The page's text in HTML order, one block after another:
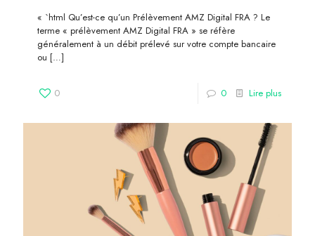
« `html Qu’est-ce qu’un Prélèvement AMZ Digital FRA ? Le
terme « prélèvement AMZ Digital FRA » se réfère
généralement à un débit prélevé sur votre compte bancaire
ou […]
0 0 Lire plus